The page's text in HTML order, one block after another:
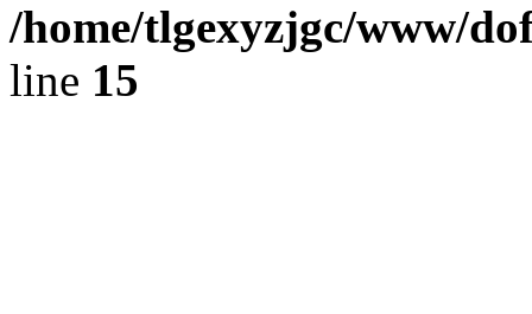
/home/tlgexyzjgc/www/
line 15